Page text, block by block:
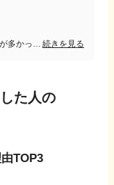
どのような事をやればいいかわからないことが多かったですが、地元の信頼できる不動産屋さんに当たり、ほとんど困らずに売却出来ました。迷ったらとりあえず動いてみるのが良いと思います。 続きを見る
た人の
TOP3